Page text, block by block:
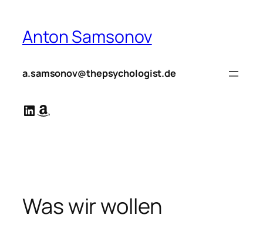
springen
Anton Samsonov
a.samsonov@thepsychologist.de
LinkedIn
Amazon
Was wir wollen